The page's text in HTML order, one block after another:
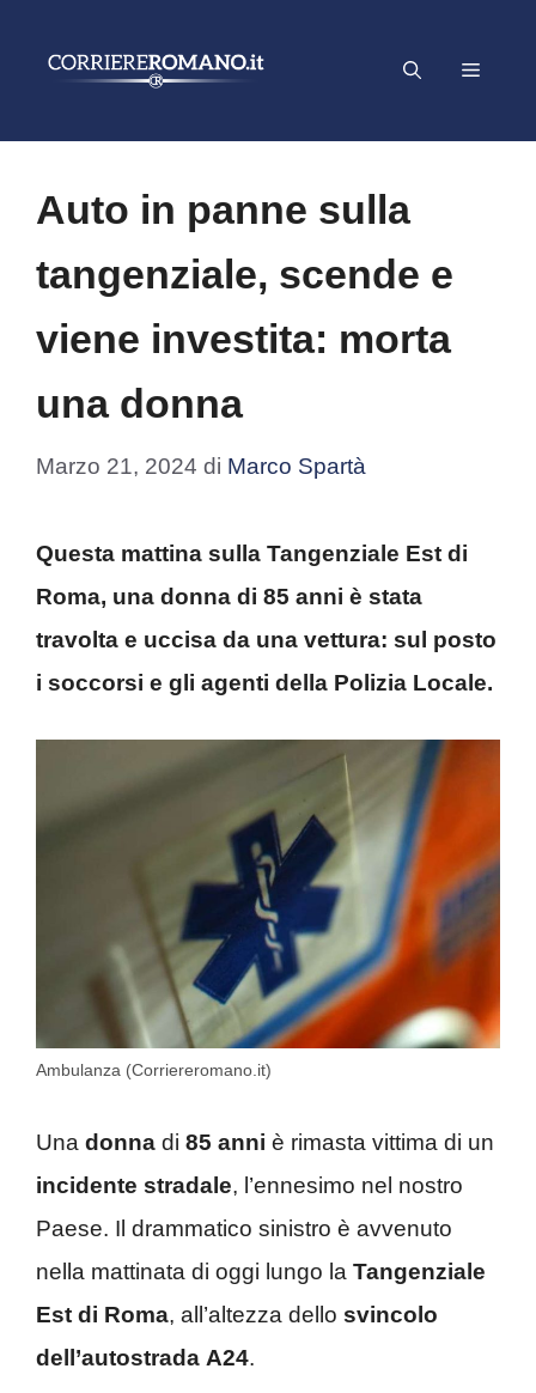
Menu
Auto in panne sulla
tangenziale, scende e
viene investita: morta
una donna
Marzo 21, 2024 di Marco Spartà
Questa mattina sulla Tangenziale Est di
Roma, una donna di 85 anni è stata
travolta e uccisa da una vettura: sul posto
i soccorsi e gli agenti della Polizia Locale.
Ambulanza (Corriereromano.it)
Una donna di 85 anni è rimasta vittima di un
incidente stradale, l’ennesimo nel nostro
Paese. Il drammatico sinistro è avvenuto
nella mattinata di oggi lungo la Tangenziale
Est di Roma, all’altezza dello svincolo
dell’autostrada A24.